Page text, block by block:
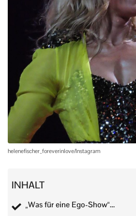
helenefischer_foreverinlove/Instagram
INHALT
„Was für eine Ego-Show“…